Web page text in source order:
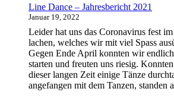
Dance
«Rio
Grande
Dancers»“
Line Dance – Jahresbericht 2021
Januar 19, 2022
Leider hat uns das Coronavirus fest
lachen, welches wir mit viel Spass
Gegen Ende April konnten wir
starten und freuten uns riesig.
dieser langen Zeit einige Tänze
angefangen mit dem Tanzen, standen